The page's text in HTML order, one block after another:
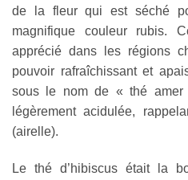
de la fleur qui est séché
magnifique couleur rubis.
apprécié dans les régions
pouvoir rafraîchissant et
sous le nom de « thé
légèrement acidulée,
(airelle).
Le thé d’hibiscus était la